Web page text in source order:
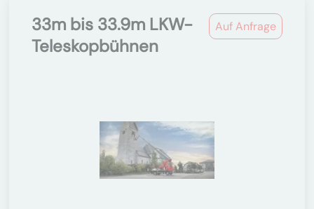
Auf Anfrage
33m bis 33.9m LKW-
Teleskopbühnen